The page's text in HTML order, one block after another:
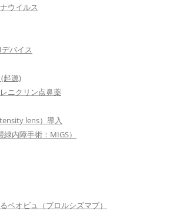
ウイルス
バイス
起源)
ニクリン点鼻薬
lens）導入
内障手術：MIGS）
ベオビュ（ブロルシズマブ）